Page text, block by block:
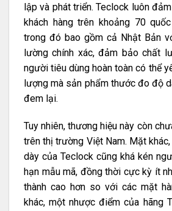
lập và phát triển. Teclock luôn
khách hàng trên khoảng 70
trong đó bao gồm cả Nhật Bản
lường chính xác, đảm bảo chất
người tiêu dùng hoàn toàn có thể
lượng mà sản phẩm thước đo độ
đem lại.
Tuy nhiên, thương hiệu này còn
trên thị trường Việt Nam. Mặt
dày của Teclock cũng khá kén
hạn mẫu mã, đồng thời cực kỳ ít
thành cao hơn so với các mặt
khác, một nhược điểm của hãng